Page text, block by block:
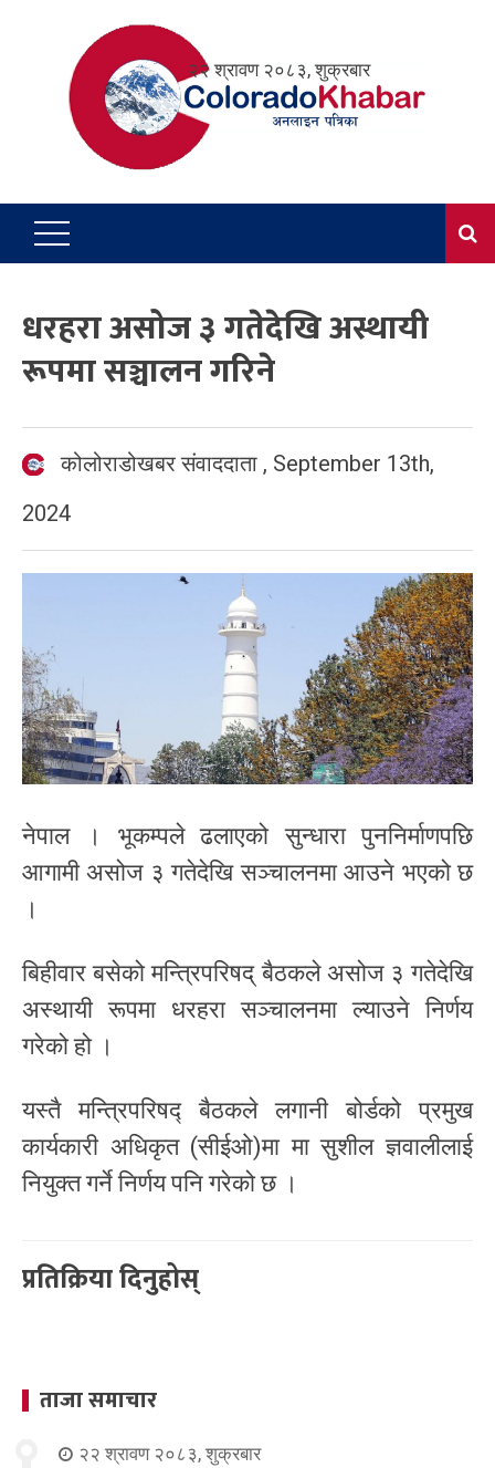
२२ श्रावण २०८३, शुक्रबार
धरहरा असोज ३ गतेदेखि अस्थायी
रूपमा सञ्चालन गरिने
कोलोराडोखबर संवाददाता , September 13th,
2024
नेपाल । भूकम्पले ढलाएको सुन्धारा पुननिर्माणपछि
आगामी असोज ३ गतेदेखि सञ्चालनमा आउने भएको छ
।
बिहीवार बसेको मन्त्रिपरिषद् बैठकले असोज ३ गतेदेखि
अस्थायी रूपमा धरहरा सञ्चालनमा ल्याउने निर्णय
गरेको हो ।
यस्तै मन्त्रिपरिषद्‍ बैठकले लगानी बोर्डको प्रमुख
कार्यकारी अधिकृत (सीईओ)मा मा सुशील ज्ञवालीलाई
नियुक्त गर्ने निर्णय पनि गरेको छ ।
प्रतिक्रिया दिनुहोस्
ताजा समाचार
२२ श्रावण २०८३, शुक्रबार